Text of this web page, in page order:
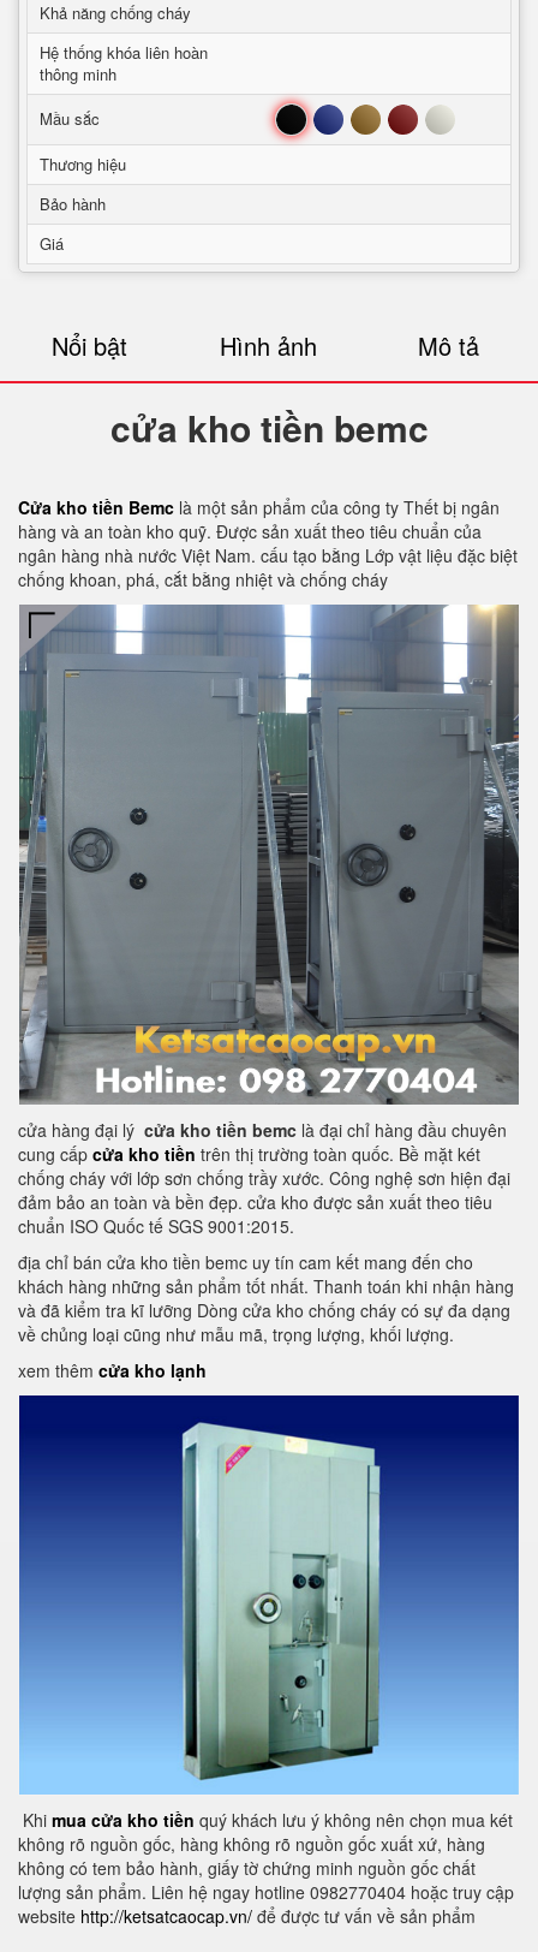
Khả năng chống cháy
Hệ thống khóa liên hoàn
thông minh
Mầu sắc
Đen Xanh Nâu Đỏ Trắng
Thương hiệu
Bảo hành
Giá
Nổi bật Hình ảnh Mô tả
cửa kho tiền bemc
Cửa kho tiền Bemc là một sản phẩm của công ty Thết bị ngân
hàng và an toàn kho quỹ. Được sản xuất theo tiêu chuẩn của
ngân hàng nhà nước Việt Nam. cấu tạo bằng Lớp vật liệu đặc biệt
chống khoan, phá, cắt bằng nhiệt và chống cháy
cửa hàng đại lý cửa kho tiền bemc là đại chỉ hàng đầu chuyên
cung cấp cửa kho tiền trên thị trường toàn quốc. Bề mặt két
chống cháy với lớp sơn chống trầy xước. Công nghệ sơn hiện đại
đảm bảo an toàn và bền đẹp. cửa kho được sản xuất theo tiêu
chuẩn ISO Quốc tế SGS 9001:2015.
địa chỉ bán cửa kho tiền bemc uy tín cam kết mang đến cho
khách hàng những sản phẩm tốt nhất. Thanh toán khi nhận hàng
và đã kiểm tra kĩ lưỡng Dòng cửa kho chống cháy có sự đa dạng
về chủng loại cũng như mẫu mã, trọng lượng, khối lượng.
xem thêm cửa kho lạnh
Khi mua cửa kho tiền quý khách lưu ý không nên chọn mua két
không rõ nguồn gốc, hàng không rõ nguồn gốc xuất xứ, hàng
không có tem bảo hành, giấy tờ chứng minh nguồn gốc chất
lượng sản phẩm. Liên hệ ngay hotline 0982770404 hoặc truy cập
website http://ketsatcaocap.vn/ để được tư vấn về sản phẩm